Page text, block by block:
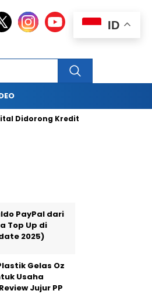
Kredit Rp400 Miliar TOWR dari
PayPal dari
Top Up di
2025)
Gelas Oz
Usaha
Jujur PP
ID